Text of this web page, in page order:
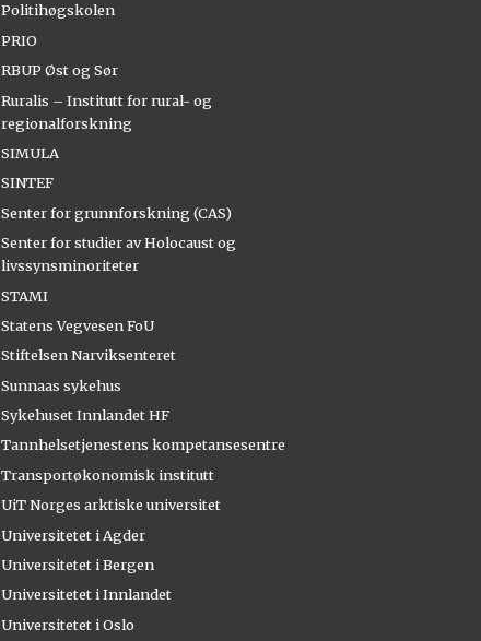
Politihøgskolen
PRIO
RBUP Øst og Sør
Ruralis – Institutt for rural- og
regionalforskning
SIMULA
SINTEF
Senter for grunnforskning (CAS)
Senter for studier av Holocaust og
livssynsminoriteter
STAMI
Statens Vegvesen FoU
Stiftelsen Narviksenteret
Sunnaas sykehus
Sykehuset Innlandet HF
Tannhelsetjenestens kompetansesentre
Transportøkonomisk institutt
UiT Norges arktiske universitet
Universitetet i Agder
Universitetet i Bergen
Universitetet i Innlandet
Universitetet i Oslo